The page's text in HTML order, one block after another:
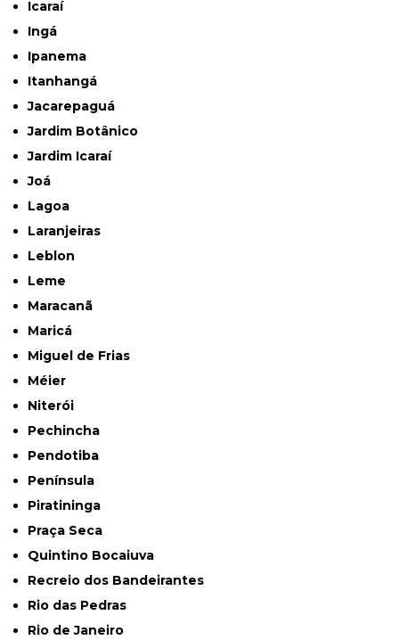
Icaraí
Ingá
Ipanema
Itanhangá
Jacarepaguá
Jardim Botânico
Jardim Icaraí
Joá
Lagoa
Laranjeiras
Leblon
Leme
Maracanã
Maricá
Miguel de Frias
Méier
Niterói
Pechincha
Pendotiba
Península
Piratininga
Praça Seca
Quintino Bocaiuva
Recreio dos Bandeirantes
Rio das Pedras
Rio de Janeiro